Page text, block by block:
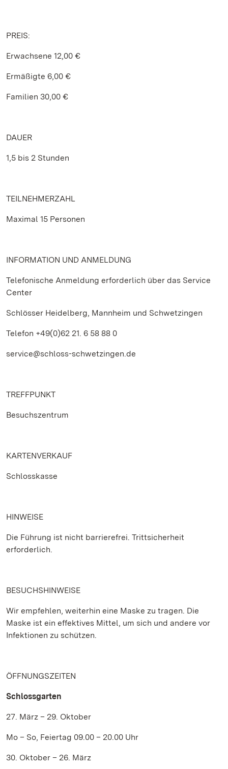
PREIS:
Erwachsene 12,00 €
Ermäßigte 6,00 €
Familien 30,00 €
DAUER
1,5 bis 2 Stunden
TEILNEHMERZAHL
Maximal 15 Personen
INFORMATION UND ANMELDUNG
Telefonische Anmeldung erforderlich über das Service
Center
Schlösser Heidelberg, Mannheim und Schwetzingen
Telefon +49(0)62 21. 6 58 88 0
service@schloss-schwetzingen.de
TREFFPUNKT
Besuchszentrum
KARTENVERKAUF
Schlosskasse
HINWEISE
Die Führung ist nicht barrierefrei. Trittsicherheit
erforderlich.
BESUCHSHINWEISE
Wir empfehlen, weiterhin eine Maske zu tragen. Die
Maske ist ein effektives Mittel, um sich und andere vor
Infektionen zu schützen.
ÖFFNUNGSZEITEN
Schlossgarten
27. März – 29. Oktober
Mo – So, Feiertag 09.00 – 20.00 Uhr
30. Oktober – 26. März